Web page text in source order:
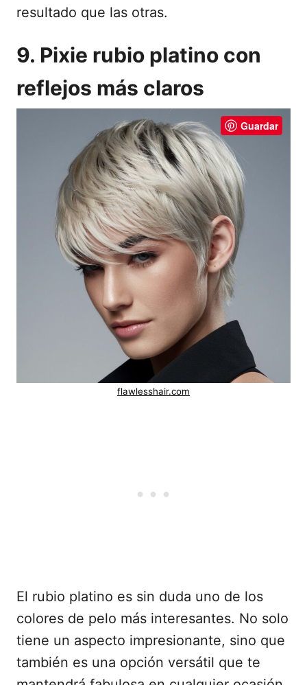
resultado que las otras.
9. Pixie rubio platino con
reflejos más claros
Guardar
flawlesshair.com
El rubio platino es sin duda uno de los
colores de pelo más interesantes. No solo
tiene un aspecto impresionante, sino que
también es una opción versátil que te